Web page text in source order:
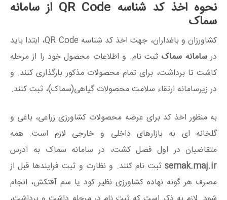
نحوه اخذ کد شناسه QR Code از سامانه
سماک
کشاورزان و باغداران، جهت اخذ کد شناسه QR Code، ابتدا باید
درسامانه سماک ثبت نام. و اطلاعات محصول خود را از مرحله
کاشت تا برداشت، برای تمام محصولات مذکور بارگذاری کنند. و
در زیرسامانه ارتقاء سلامت محصولات گیاهی(سماک)، ثبت کنند.
به منظور اخذ کد برای عرضه محصولات کشاورزی زراعی، باغی و
گلخانه ای به بازارهای داخلی و خارجی لازم است. همه
متقاضیان در اول فصل کشت، در سامانه سماک به آدرس
semak.maj.ir ثبت نام کنند. و نظارت و ثبت فرایندها قبل از
مصرف هر گونه نهاده کشاورزی نظیر کود یا سم آفتکش، انجام